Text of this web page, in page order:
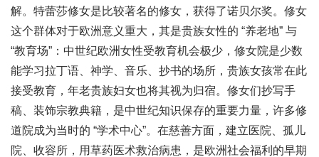
解。特蕾莎修女是比较著名的修女，获得了诺贝尔奖。修女
这个群体对于欧洲意义重大，其是贵族女性的 “养老地” 与
“教育场”：中世纪欧洲女性受教育机会极少，修女院是少数
能学习拉丁语、神学、音乐、抄书的场所，贵族女孩常在此
接受教育，年老贵族妇女也将其视为归宿。修女们抄写手
稿、装饰宗教典籍，是中世纪知识保存的重要力量，许多修
道院成为当时的 “学术中心”。在慈善方面，建立医院、孤儿
院、收容所，用草药医术救治病患，是欧洲社会福利的早期